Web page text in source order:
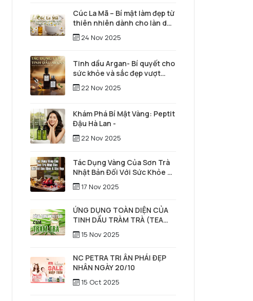
Cúc La Mã – Bí mật làm đẹp từ
thiên nhiên dành cho làn da
và mái tóc
24 Nov 2025
Tinh dầu Argan- Bí quyết cho
sức khỏe và sắc đẹp vượt
thời gian
22 Nov 2025
Khám Phá Bí Mật Vàng: Peptit
Đậu Hà Lan -
22 Nov 2025
Tác Dụng Vàng Của Sơn Trà
Nhật Bản Đối Với Sức Khỏe &
Sắc Đẹp
17 Nov 2025
ỨNG DỤNG TOÀN DIỆN CỦA
TINH DẦU TRÀM TRÀ (TEA
TREE) TRONG SỨC KHỎE,
LÀM ĐẸP & CHĂM SÓC TÓC –
15 Nov 2025
NC PETRA TRI ÂN PHÁI ĐẸP
NHÂN NGÀY 20/10
15 Oct 2025